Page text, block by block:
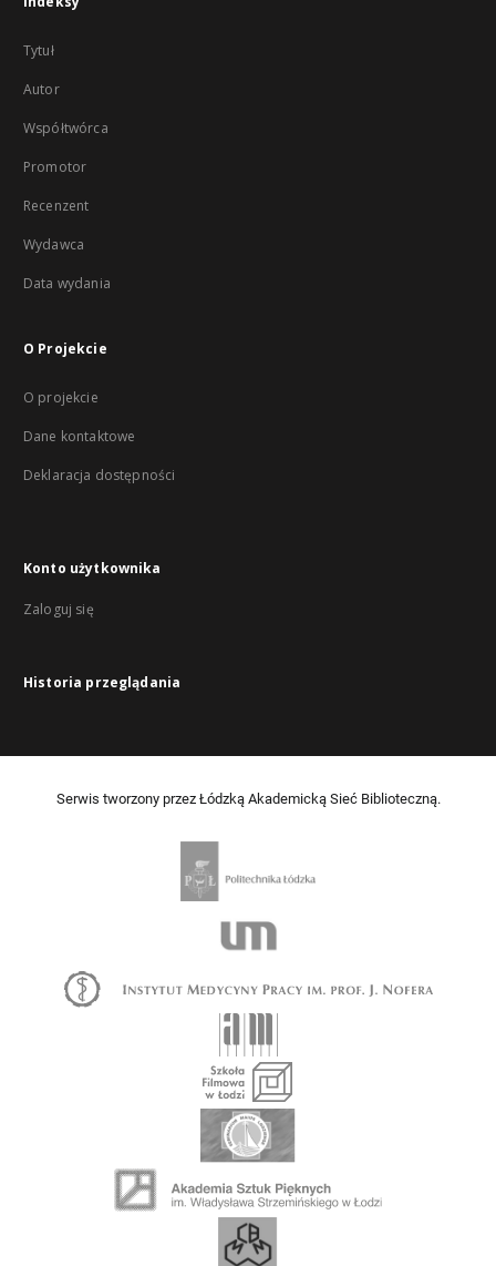
Tytuł
Autor
Współtwórca
Promotor
Recenzent
Wydawca
Data wydania
O Projekcie
O projekcie
Dane kontaktowe
Deklaracja dostępności
Konto użytkownika
Zaloguj się
Historia przeglądania
Serwis tworzony przez Łódzką Akademicką Sieć Biblioteczną.